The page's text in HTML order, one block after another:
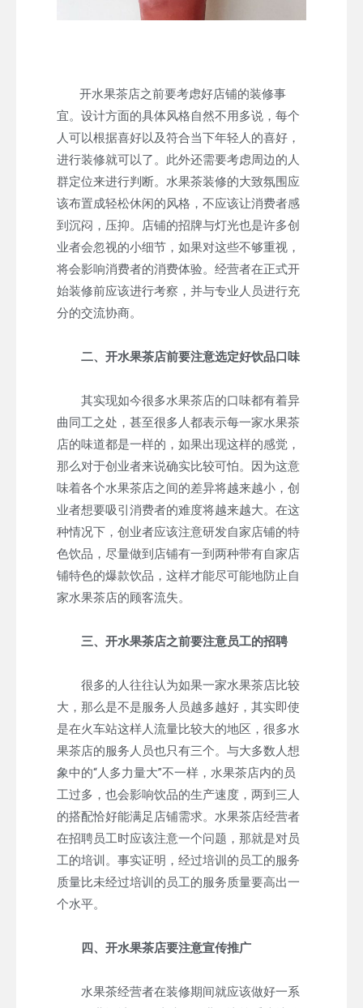
开水果茶店之前要考虑好店铺的装修事
宜。设计方面的具体风格自然不用多说，每个
人可以根据喜好以及符合当下年轻人的喜好，
进行装修就可以了。此外还需要考虑周边的人
群定位来进行判断。水果茶装修的大致氛围应
该布置成轻松休闲的风格，不应该让消费者感
到沉闷，压抑。店铺的招牌与灯光也是许多创
业者会忽视的小细节，如果对这些不够重视，
将会影响消费者的消费体验。经营者在正式开
始装修前应该进行考察，并与专业人员进行充
分的交流协商。
二、开水果茶店前要注意选定好饮品口味
其实现如今很多水果茶店的口味都有着异
曲同工之处，甚至很多人都表示每一家水果茶
店的味道都是一样的，如果出现这样的感觉，
那么对于创业者来说确实比较可怕。因为这意
味着各个水果茶店之间的差异将越来越小，创
业者想要吸引消费者的难度将越来越大。在这
种情况下，创业者应该注意研发自家店铺的特
色饮品，尽量做到店铺有一到两种带有自家店
铺特色的爆款饮品，这样才能尽可能地防止自
家水果茶店的顾客流失。
三、开水果茶店之前要注意员工的招聘
很多的人往往认为如果一家水果茶店比较
大，那么是不是服务人员越多越好，其实即使
是在火车站这样人流量比较大的地区，很多水
果茶店的服务人员也只有三个。与大多数人想
象中的“人多力量大”不一样，水果茶店内的员
工过多，也会影响饮品的生产速度，两到三人
的搭配恰好能满足店铺需求。水果茶店经营者
在招聘员工时应该注意一个问题，那就是对员
工的培训。事实证明，经过培训的员工的服务
质量比未经过培训的员工的服务质量要高出一
个水平。
四、开水果茶店要注意宣传推广
水果茶经营者在装修期间就应该做好一系